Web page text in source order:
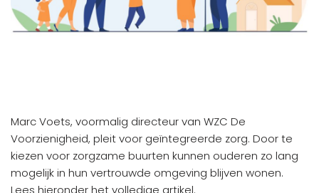
Marc Voets, voormalig directeur van WZC De
Voorzienigheid, pleit voor geïntegreerde zorg. Door te
kiezen voor zorgzame buurten kunnen ouderen zo lang
mogelijk in hun vertrouwde omgeving blijven wonen.
Lees hieronder het volledige artikel.